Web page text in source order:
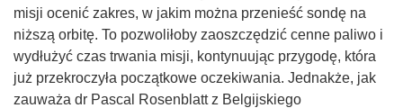
misji ocenić zakres, w jakim można przenieść sondę na
niższą orbitę. To pozwoliłoby zaoszczędzić cenne paliwo i
wydłużyć czas trwania misji, kontynuując przygodę, która
już przekroczyła początkowe oczekiwania. Jednakże, jak
zauważa dr Pascal Rosenblatt z Belgijskiego